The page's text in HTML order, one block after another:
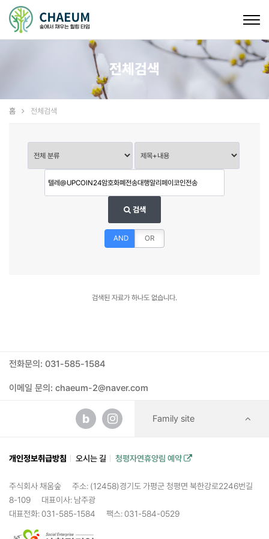
전체검색
홈 전체검색
검색
AND OR
검색된 자료가 하나도 없습니다.
전화문의: 031-585-1584
이메일 문의: chaeum-2@naver.com
b Family site
개인정보취급방침 오시는 길 청평자연휴양림 예약
주식회사 채움숲
주소: (12458)경기도 가평군 청평면 북한강로2246번길
8-109
대표이사: 남주광
대표전화: 031-585-1584
팩스: 031-584-0529